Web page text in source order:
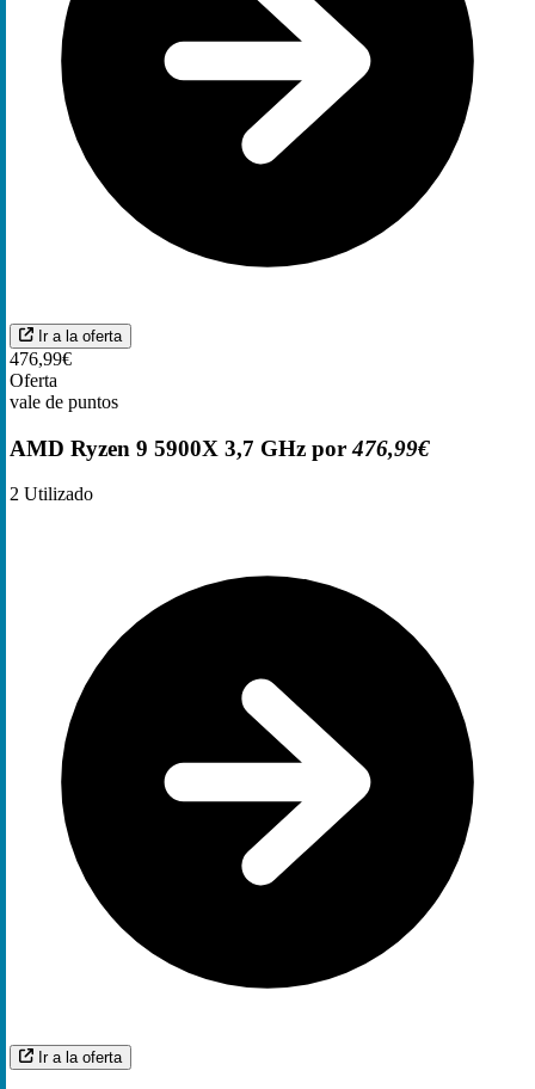
Ir a la oferta
476,99€
Oferta
vale de puntos
AMD Ryzen 9 5900X 3,7 GHz por476,99€
2 Utilizado
Ir a la oferta